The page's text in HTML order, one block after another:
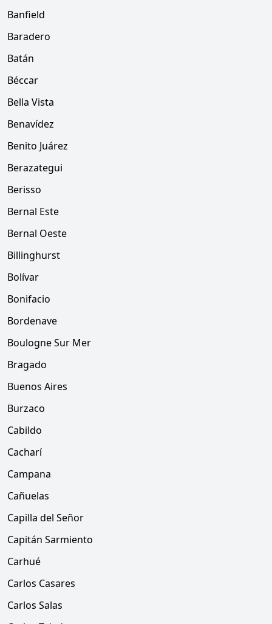
Banfield
Baradero
Batán
Béccar
Bella Vista
Benavídez
Benito Juárez
Berazategui
Berisso
Bernal Este
Bernal Oeste
Billinghurst
Bolívar
Bonifacio
Bordenave
Boulogne Sur Mer
Bragado
Buenos Aires
Burzaco
Cabildo
Cacharí
Campana
Cañuelas
Capilla del Señor
Capitán Sarmiento
Carhué
Carlos Casares
Carlos Salas